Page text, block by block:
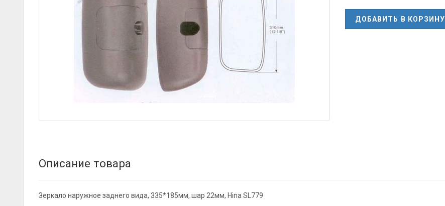
ДОБАВИТЬ В КОРЗИНУ
Описание товара
Зеркало наружное заднего вида, 335*185мм, шар 22мм, Hina SL779